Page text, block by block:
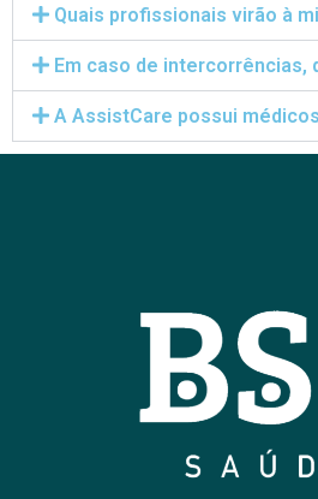
Quais profissionais virão à
Em caso de intercorrências,
A AssistCare possui